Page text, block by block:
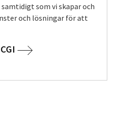
som vi skapar och
och lösningar för att